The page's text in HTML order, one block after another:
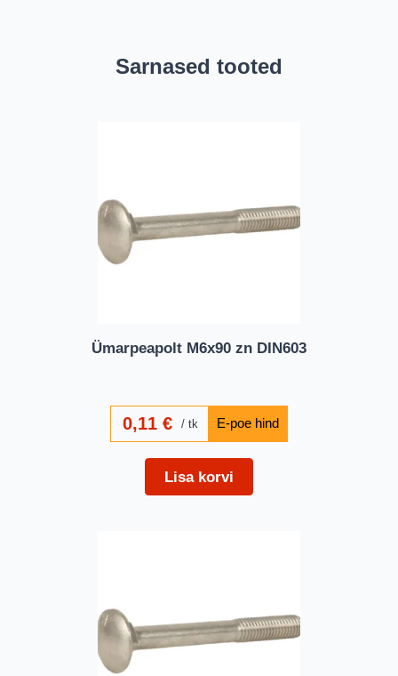
Sarnased tooted
Ümarpeapolt M6x90 zn DIN603
0,11€ tk
Lisa korvi